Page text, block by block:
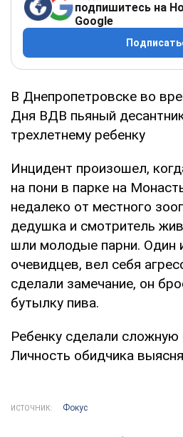
подпишитесь на
Google
В Днепропетровске во
Дня ВДВ пьяный
трехлетнему ребенку
Инцидент произошел,
на пони в парке на
недалеко от местного
дедушка и смотритель
шли молодые парни. Один
очевидцев, вел себя
сделали замечание, он
бутылку пива.
Ребенку сделали
Личность обидчика
ИСТОЧНИК: Фокус